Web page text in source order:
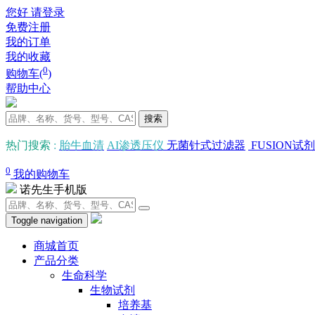
您好 请登录
免费注册
我的订单
我的收藏
购物车(0)
帮助中心
搜索
热门搜索 : 胎牛血清 AI渗透压仪 无菌针式过滤器 FUSION试剂
0 我的购物车
诺先生手机版
Toggle navigation
商城首页
产品分类
生命科学
生物试剂
培养基